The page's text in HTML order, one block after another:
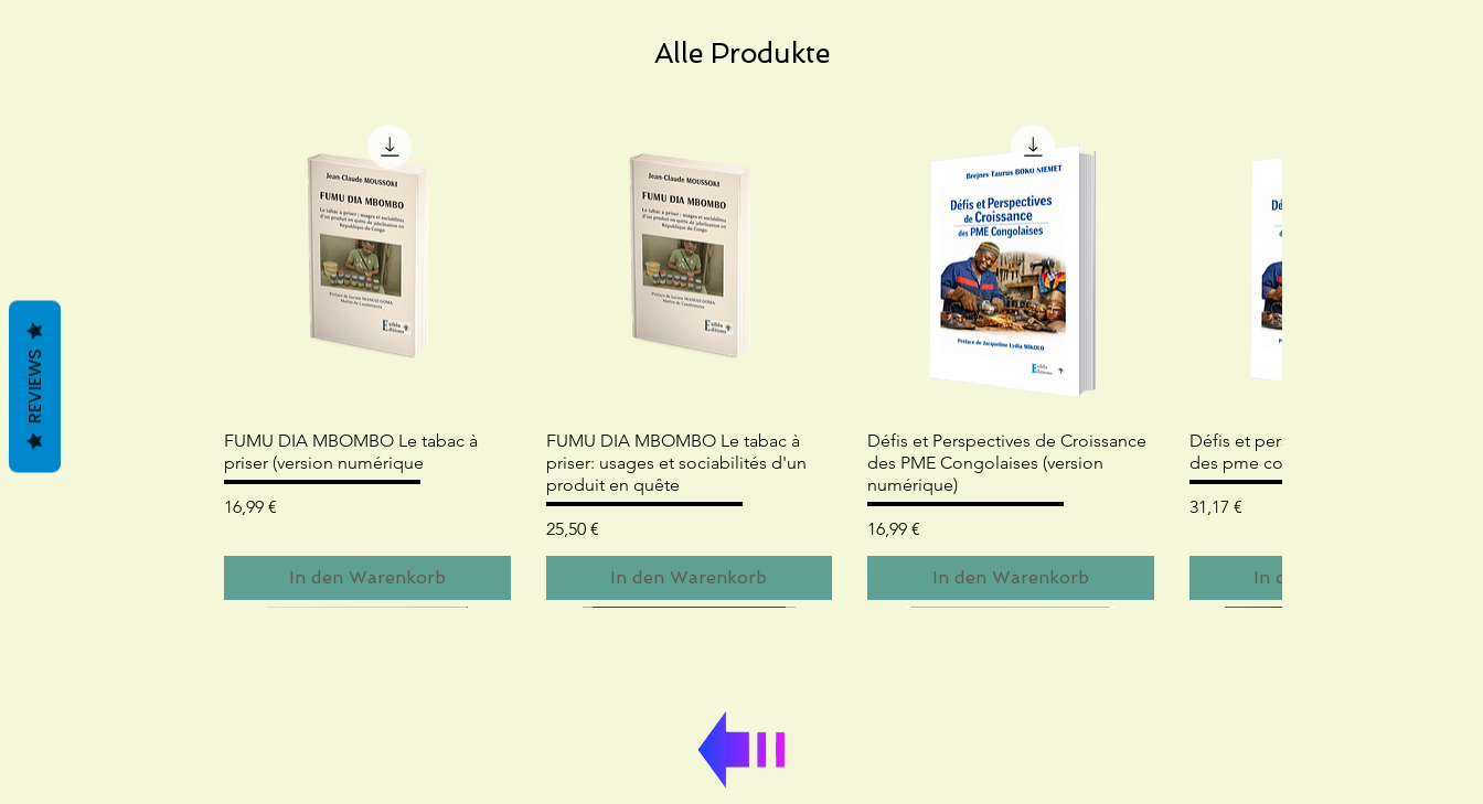
Alle Produkte
Schnellansicht
FUMU DIA MBOMBO Le tabac à
priser (version numérique
Preis
16,99 €
In den Warenkorb
Schnellansicht
FUMU DIA MBOMBO Le tabac à
priser: usages et sociabilités d'un
produit en quête
Preis
25,50 €
In den Warenkorb
Schnellansicht
Défis et Perspectives de Croissance
des PME Congolaises (version
numérique)
Preis
16,99 €
In den Warenkorb
Schnellansicht
Défis et perspectives de croissance
des pme congolaises
Preis
31,17 €
In den Warenkorb
REVIEWS